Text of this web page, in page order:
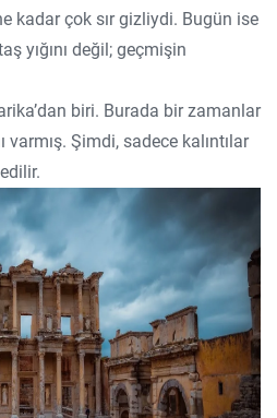
kadar çok sır gizliydi. Bugün ise
yığını değil; geçmişin
biri. Burada bir zamanlar
varmış. Şimdi, sadece kalıntılar